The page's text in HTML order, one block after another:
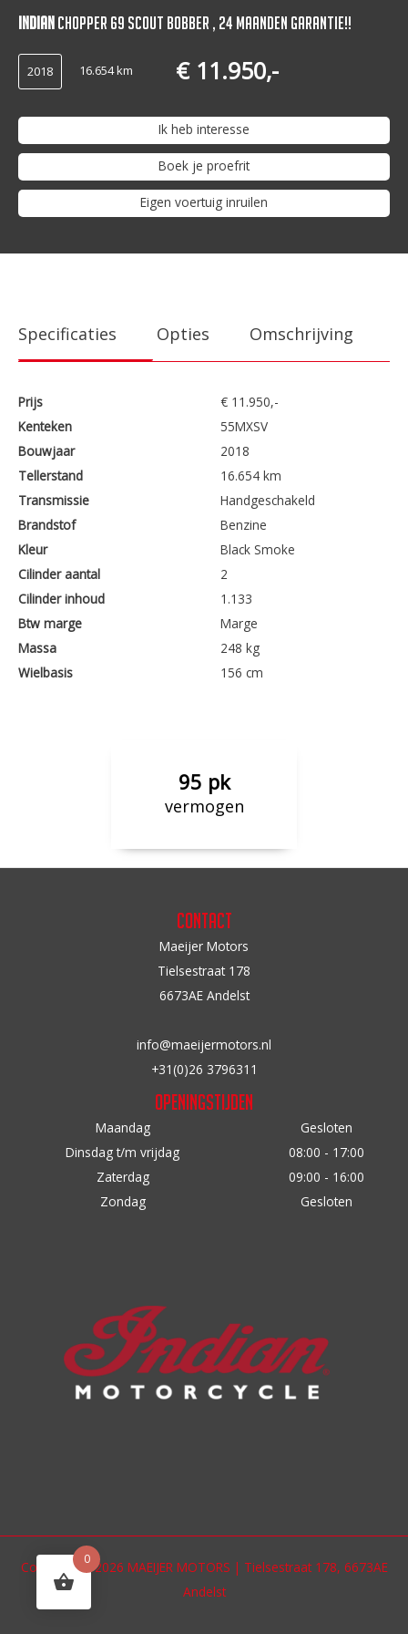
IndianChopper 69 Scout Bobber , 24 maanden Garantie!!
2018 16.654 km € 11.950,-
Ik heb interesse
Boek je proefrit
Eigen voertuig inruilen
Specificaties Opties Omschrijving
Prijs
€ 11.950,-
Kenteken
55MXSV
Bouwjaar
2018
Tellerstand
16.654 km
Transmissie
Handgeschakeld
Brandstof
Benzine
Kleur
Black Smoke
Cilinder aantal
2
Cilinder inhoud
1.133
Btw marge
Marge
Massa
248 kg
Wielbasis
156 cm
95 pk
vermogen
Contact
Maeijer Motors
Tielsestraat 178
6673AE Andelst
info@maeijermotors.nl
+31(0)26 3796311
Openingstijden
Maandag
Gesloten
Dinsdag t/m vrijdag
08:00 - 17:00
Zaterdag
09:00 - 16:00
Zondag
Gesloten
Copyright © 2026 MAEIJER MOTORS | Tielsestraat 178, 6673AE
Andelst
0